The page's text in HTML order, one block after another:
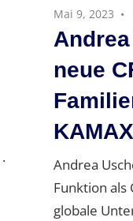
Mai 9, 2023
neue
KAMAX
Andrea
Funktion als
globale